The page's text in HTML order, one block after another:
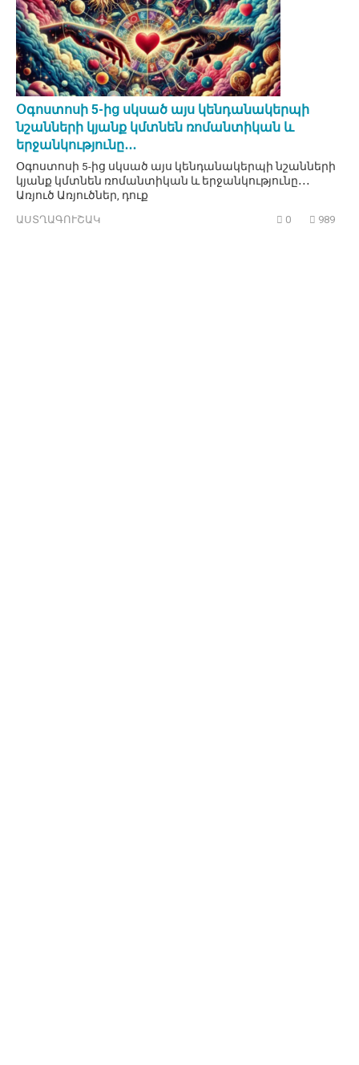
Օգոստոսի 5-ից սկսած այս կենդանակերպի
նշանների կյանք կմտնեն ռոմանտիկան և
երջանկությունը․․․
Օգոստոսի 5-ից սկսած այս կենդանակերպի նշանների
կյանք կմտնեն ռոմանտիկան և երջանկությունը․․․
Առյուծ Առյուծներ, դուք
ԱՍՏՂԱԳՈՒՇԱԿ 0 989